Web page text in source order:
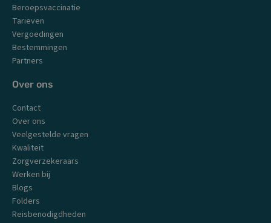
m
Beroepsvaccinatie
Tarieven
Vergoedingen
Bestemmingen
Partners
Over ons
Contact
Over ons
Veelgestelde vragen
Kwaliteit
Zorgverzekeraars
Werken bij
Blogs
Folders
Reisbenodigdheden